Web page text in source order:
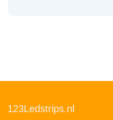
123Ledstrips.nl